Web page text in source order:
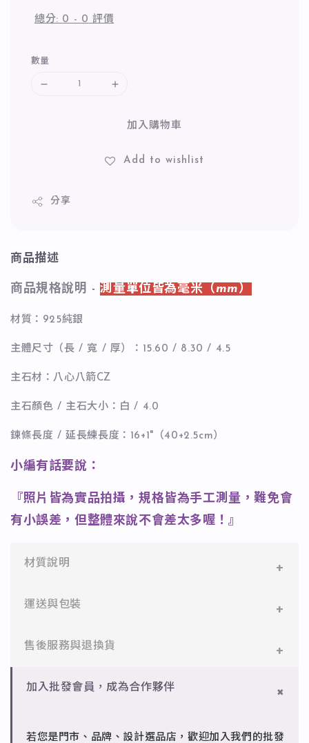
總分: 0 - 0 評價
數量
加入購物車
Add to wishlist
分享
商品描述
商品規格說明 -測量單位皆為毫米（mm）
材質：925純銀
主體尺寸（長 / 寬 / 厚）：15.60 / 8.30 / 4.5
主石材：八心八箭CZ
主石顏色 / 主石大小：白 / 4.0
鍊條長度 / 延長練長度：16+1"（40+2.5cm）
小編有話要說：
『照片皆為實品拍攝，規格皆為手工測量，難免會
有小誤差，但整體來說不會差太多喔！』
材質說明
✻ 316L不鏽鋼
✻ 925純銀
設計。
運送與包裝
一般會員：一件即享免運與精美包裝，超商取貨或宅配
批發會員：達門檻享免運優惠，出貨時間約為2個工作
售後服務與退換貨
✻ 一般會員
加入批發會員，成為合作夥伴
若您是門市、品牌、設計選品店，歡迎加入我們的批發